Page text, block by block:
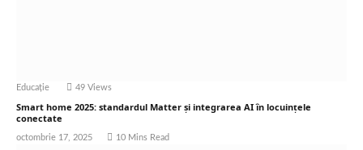
Educație 49 Views
Smart home 2025: standardul Matter și integrarea AI în locuinţele
conectate
octombrie 17, 2025 10 Mins Read